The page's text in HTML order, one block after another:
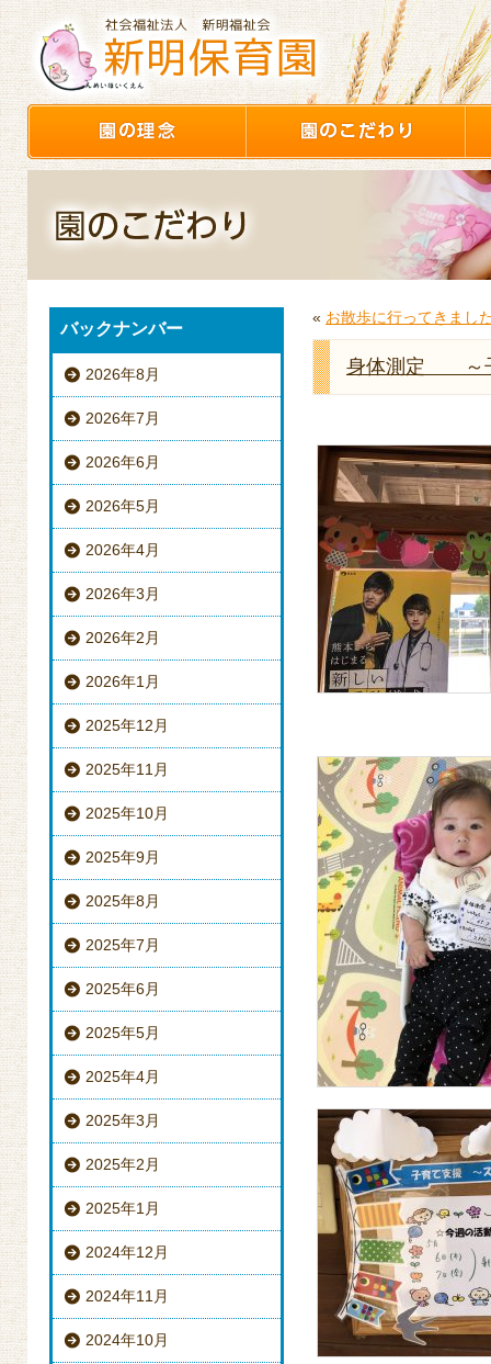
バックナンバー
2026年8月
2026年7月
2026年6月
2026年5月
2026年4月
2026年3月
2026年2月
2026年1月
2025年12月
2025年11月
2025年10月
2025年9月
2025年8月
2025年7月
2025年6月
2025年5月
2025年4月
2025年3月
2025年2月
2025年1月
2024年12月
2024年11月
2024年10月
« お散歩に行ってきまし
身体測定 ～